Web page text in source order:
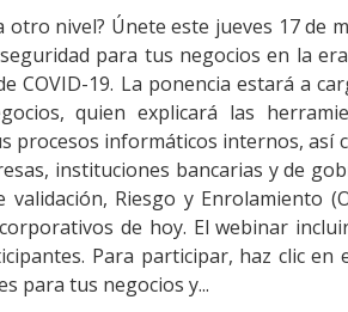
nivel? Únete este jueves 17 de
para tus negocios en la
COVID-19. La ponencia estará a
quien explicará las
procesos informáticos internos, así
instituciones bancarias y de
Riesgo y Enrolamiento
de hoy. El webinar
Para participar, haz clic en
para tus negocios y...